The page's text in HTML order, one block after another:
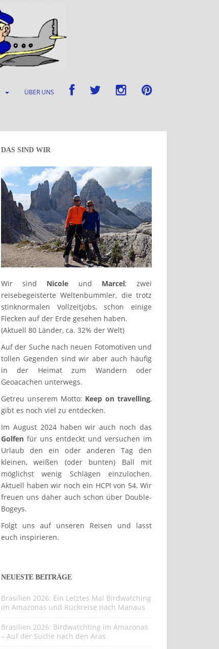
ÜBER UNS
DAS SIND WIR
Wir sind Nicole und Marcel; zwei
reisebegeisterte Weltenbummler, die trotz
stinknormalen Vollzeitjobs, schon einige
Flecken auf der Erde gesehen haben.
(Aktuell 80 Länder, ca. 32% der Welt)
Auf der Suche nach neuen Fotomotiven und
tollen Gegenden sind wir aber auch häufig
in der Heimat zum Wandern oder
Geoacachen unterwegs.
Getreu unserem Motto: Keep on travelling,
gibt es noch viel zu entdecken.
Im August 2024 haben wir auch noch das
Golfen für uns entdeckt und versuchen im
Urlaub den ein oder anderen Tag den
kleinen, weißen (oder bunten) Ball mit
möglichst wenig Schlägen einzulochen.
Aktuell haben wir noch ein HCPI von 54. Wir
freuen uns daher auch schon über Double-
Bogeys.
Folgt uns auf unseren Reisen und lasst
euch inspirieren.
NEUESTE BEITRÄGE
Brasilien 2026: Ein Letztes Mal Birdwatching
im Amazonas und Rückreise nach Manaus
Brasilien 2026: Birdwatchting im Amazonas
– Auf der Suche nach den Aras